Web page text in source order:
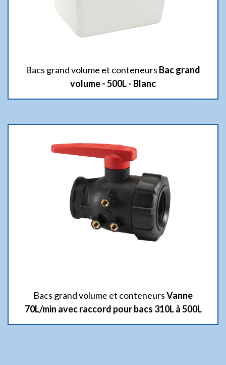
Bacs grand volume et conteneurs Bac grand
volume - 500L - Blanc
Bacs grand volume et conteneursVanne
70L/min avec raccord pour bacs 310L à 500L